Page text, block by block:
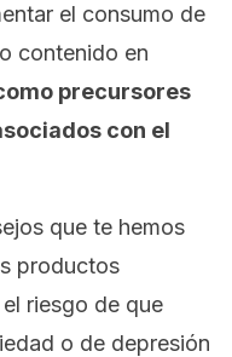
el consumo de
contenido en
precursores
con el
que te hemos
productos
riesgo de que
o de depresión